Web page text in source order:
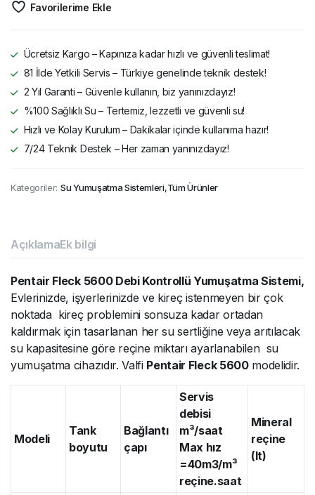
Favorilerime Ekle
Ücretsiz Kargo – Kapınıza kadar hızlı ve güvenli teslimat!
81 İlde Yetkili Servis – Türkiye genelinde teknik destek!
2 Yıl Garanti – Güvenle kullanın, biz yanınızdayız!
%100 Sağlıklı Su – Tertemiz, lezzetli ve güvenli su!
Hızlı ve Kolay Kurulum – Dakikalar içinde kullanıma hazır!
7/24 Teknik Destek – Her zaman yanınızdayız!
Kategoriler: Su Yumuşatma Sistemleri,Tüm Ürünler
AçıklamaEk bilgi
Pentair Fleck 5600 Debi Kontrollü Yumuşatma Sistemi,
Evlerinizde, işyerlerinizde ve kireç istenmeyen bir çok
noktada kireç problemini sonsuza kadar ortadan
kaldırmak için tasarlanan her su sertliğine veya arıtılacak
su kapasitesine göre reçine miktarı ayarlanabilen su
yumuşatma cihazıdır. Valfi Pentair Fleck 5600modelidir.
Modeli
Tank
boyutu
Bağlantı
çapı
Servis
debisi
m³/saat
Max hız
=40m3/m³
reçine.saat
Mineral
reçine
(lt)